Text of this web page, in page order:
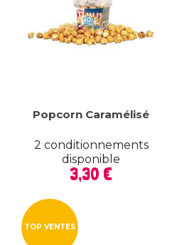
Popcorn Caramélisé
2 conditionnements
disponible
Prix
3,30 €
TOP VENTES